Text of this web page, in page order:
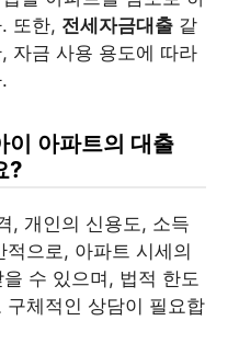
또한, 전세자금대출 같
자금 사용 용도에 따라
이 아파트의 대출
?
, 개인의 신용도, 소득
으로, 아파트 시세의
수 있으며, 법적 한도
체적인 상담이 필요합